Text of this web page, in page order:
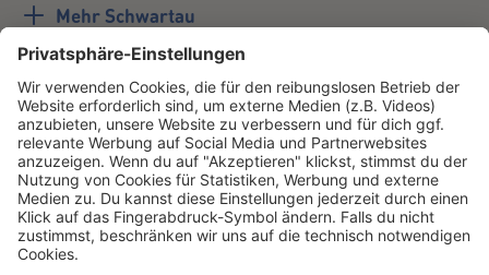
Mehr Schwartau
#schwartau
Youtube LinkedIn
Unternehmen
Instagram TikTok Facebook
Schwartau
Instagram TikTok Facebook